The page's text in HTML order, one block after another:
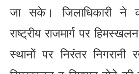
जा सके। जिलाधिकारी ने
राष्ट्रीय राजमार्ग पर
स्थानों पर निरंतर